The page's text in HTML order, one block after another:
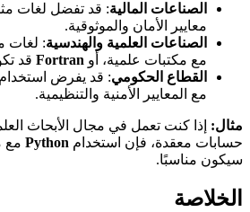
الصناعات المالية: قد تفضل لغات
معايير الأمان والموثوقية.
الصناعات العلمية والهندسية: لغات
مع مكتبات علمية، أو Fortran قد
القطاع الحكومي: قد يفرض استخدام
مع المعايير الأمنية والتنظيمية.
مثال: إذا كنت تعمل في مجال الأبحاث
حسابات معقدة، فإن استخدام Python مع
سيكون مناسبًا.
الخلاصة